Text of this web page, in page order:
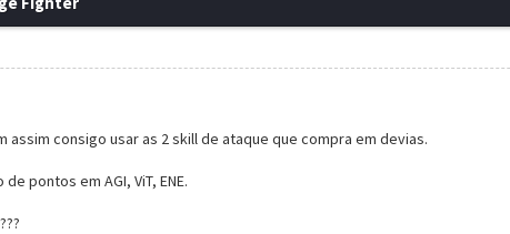
assim consigo usar as 2 skill de ataque que compra em devias.
pontos em AGI, ViT, ENE.